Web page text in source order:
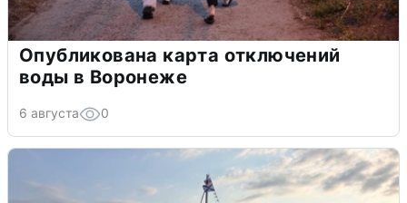
Опубликована карта отключений
воды в Воронеже
6 августа 0